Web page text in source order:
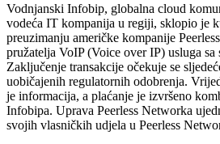
Vodnjanski Infobip, globalna cloud
vodeća IT kompanija u regiji, sklopio je
preuzimanju američke kompanije
pružatelja VoIP (Voice over IP) usluga sa
Zaključenje transakcije očekuje se
uobičajenih regulatornih odobrenja.
je informacija, a plaćanje je izvršeno
Infobipa. Uprava Peerless Networka
svojih vlasničkih udjela u Peerless